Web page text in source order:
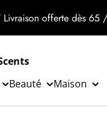
offerte dès 65
Beauté Maison